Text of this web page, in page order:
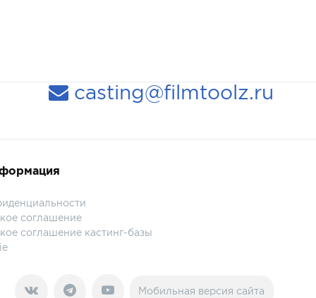
casting@filmtoolz.ru
соглашение
соглашение кастинг-базы
Мобильная версия сайта